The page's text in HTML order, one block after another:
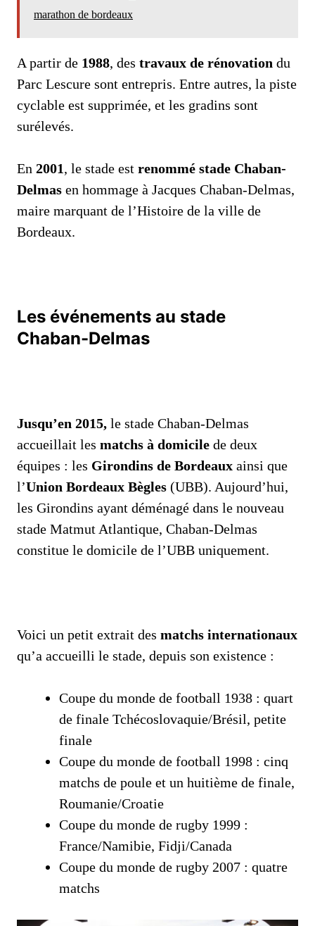
marathon de bordeaux
A partir de 1988, des travaux de rénovation du
Parc Lescure sont entrepris. Entre autres, la piste
cyclable est supprimée, et les gradins sont
surélevés.
En 2001, le stade est renommé stade Chaban-
Delmas en hommage à Jacques Chaban-Delmas,
maire marquant de l’Histoire de la ville de
Bordeaux.
Les événements au stade
Chaban-Delmas
Jusqu’en 2015, le stade Chaban-Delmas
accueillait les matchs à domicile de deux
équipes : les Girondins de Bordeaux ainsi que
l’Union Bordeaux Bègles (UBB). Aujourd’hui,
les Girondins ayant déménagé dans le nouveau
stade Matmut Atlantique, Chaban-Delmas
constitue le domicile de l’UBB uniquement.
Voici un petit extrait des matchs internationaux
qu’a accueilli le stade, depuis son existence :
Coupe du monde de football 1938 : quart
de finale Tchécoslovaquie/Brésil, petite
finale
Coupe du monde de football 1998 : cinq
matchs de poule et un huitième de finale,
Roumanie/Croatie
Coupe du monde de rugby 1999 :
France/Namibie, Fidji/Canada
Coupe du monde de rugby 2007 : quatre
matchs